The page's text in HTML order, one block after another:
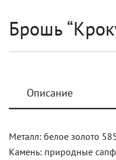
Брошь
Описание
Металл: белое золото
Камень: природные